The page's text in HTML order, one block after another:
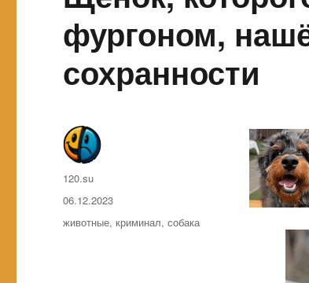
фургоном,
сохранности
Автор
120.su
Опубликовано
06.12.2023
Метки
животные, криминал,собака